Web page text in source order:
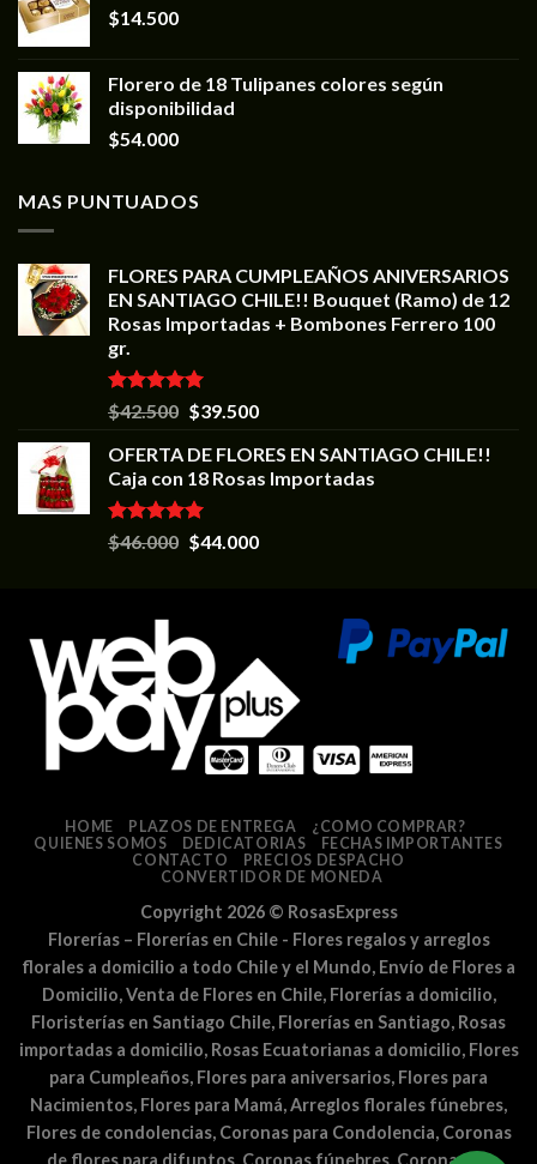
$14.500
Florero de 18 Tulipanes colores según
disponibilidad
$54.000
MAS PUNTUADOS
FLORES PARA CUMPLEAÑOS ANIVERSARIOS
EN SANTIAGO CHILE!! Bouquet (Ramo) de 12
Rosas Importadas + Bombones Ferrero 100
gr.
Valorado en
5.00
$42.500 $39.500
OFERTA DE FLORES EN SANTIAGO CHILE!!
Caja con 18 Rosas Importadas
Valorado en
5.00
$46.000 $44.000
HOME PLAZOS DE ENTREGA
¿COMO COMPRAR?
QUIENES SOMOS
DEDICATORIAS
FECHAS IMPORTANTES
CONTACTO
PRECIOS DESPACHO
CONVERTIDOR DE MONEDA
Copyright 2026 © RosasExpress
Florerías – Florerías en Chile - Flores regalos y arreglos
florales a domicilio a todo Chile y el Mundo, Envío de Flores a
Domicilio, Venta de Flores en Chile, Florerías a domicilio,
Floristerías en Santiago Chile, Florerías en Santiago, Rosas
importadas a domicilio, Rosas Ecuatorianas a domicilio, Flores
para Cumpleaños, Flores para aniversarios, Flores para
Nacimientos, Flores para Mamá, Arreglos florales fúnebres,
Flores de condolencias, Coronas para Condolencia, Coronas
de flores para difuntos, Coronas fúnebres, Coronas de